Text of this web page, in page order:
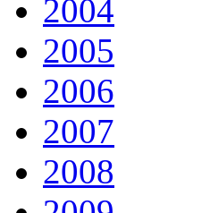
2004
2005
2006
2007
2008